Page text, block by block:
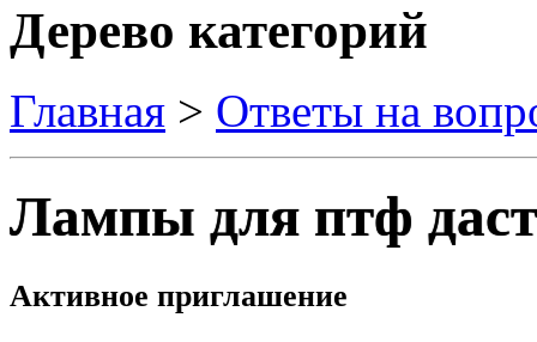
Дерево категорий
Главная > Ответы на
Лампы для птф
Активное приглашение